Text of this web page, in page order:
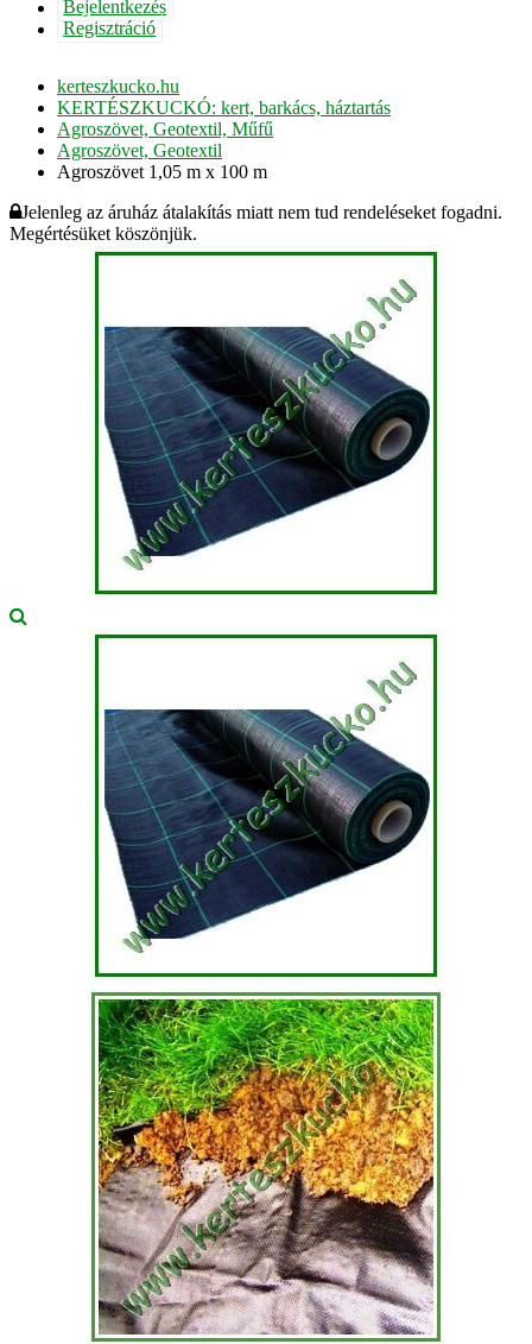
Bejelentkezés
Regisztráció
kerteszkucko.hu
KERTÉSZKUCKÓ: kert, barkács, háztartás
Agroszövet, Geotextil, Műfű
Agroszövet, Geotextil
Agroszövet 1,05 m x 100 m
Jelenleg az áruház átalakítás miatt nem tud rendeléseket fogadni.
Megértésüket köszönjük.